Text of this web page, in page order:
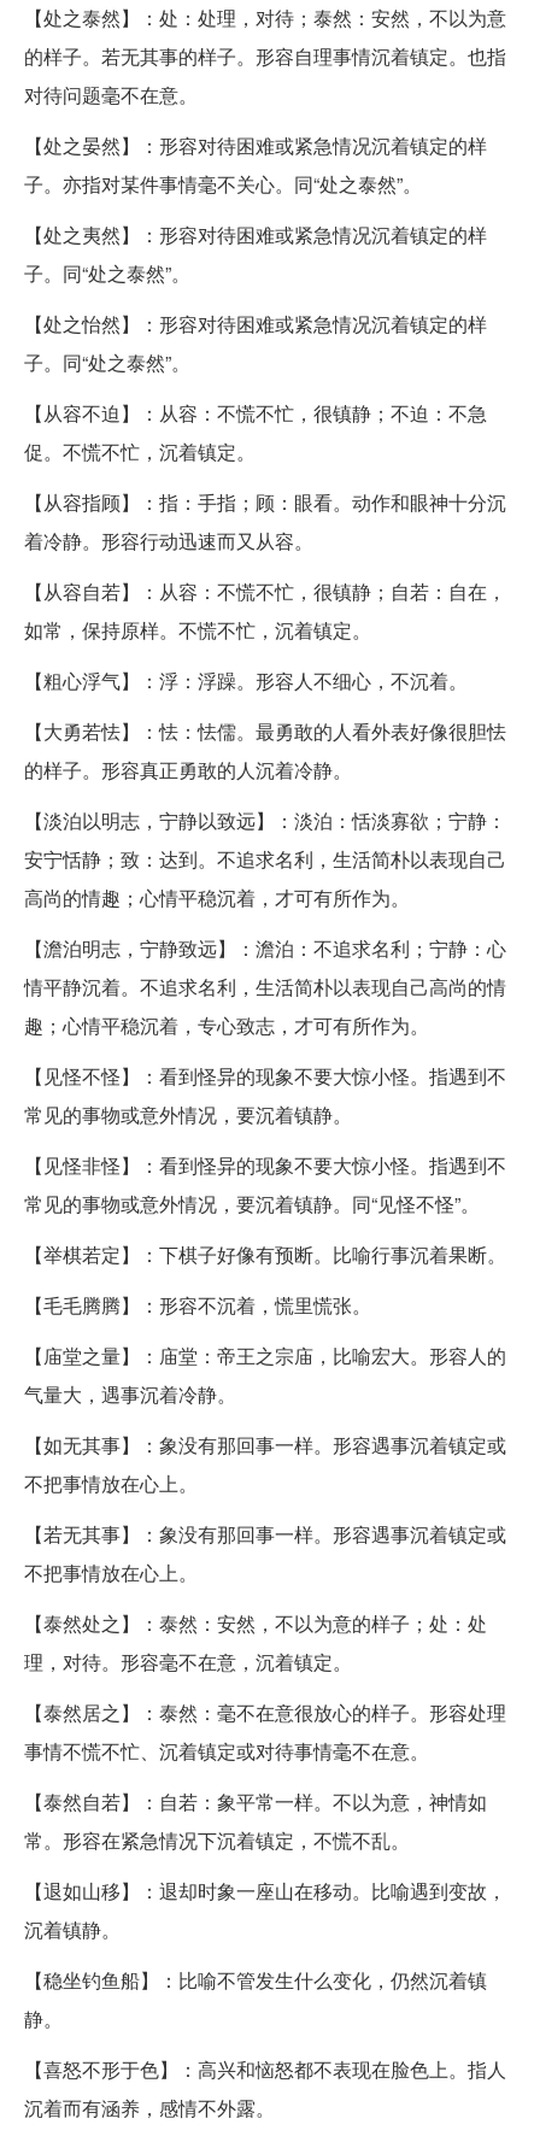
【处之泰然】：处：处理，对待；泰然：安然，不以为意
的样子。若无其事的样子。形容自理事情沉着镇定。也指
对待问题毫不在意。
【处之晏然】：形容对待困难或紧急情况沉着镇定的样
子。亦指对某件事情毫不关心。同“处之泰然”。
【处之夷然】：形容对待困难或紧急情况沉着镇定的样
子。同“处之泰然”。
【处之怡然】：形容对待困难或紧急情况沉着镇定的样
子。同“处之泰然”。
【从容不迫】：从容：不慌不忙，很镇静；不迫：不急
促。不慌不忙，沉着镇定。
【从容指顾】：指：手指；顾：眼看。动作和眼神十分沉
着冷静。形容行动迅速而又从容。
【从容自若】：从容：不慌不忙，很镇静；自若：自在，
如常，保持原样。不慌不忙，沉着镇定。
【粗心浮气】：浮：浮躁。形容人不细心，不沉着。
【大勇若怯】：怯：怯儒。最勇敢的人看外表好像很胆怯
的样子。形容真正勇敢的人沉着冷静。
【淡泊以明志，宁静以致远】：淡泊：恬淡寡欲；宁静：
安宁恬静；致：达到。不追求名利，生活简朴以表现自己
高尚的情趣；心情平稳沉着，才可有所作为。
【澹泊明志，宁静致远】：澹泊：不追求名利；宁静：心
情平静沉着。不追求名利，生活简朴以表现自己高尚的情
趣；心情平稳沉着，专心致志，才可有所作为。
【见怪不怪】：看到怪异的现象不要大惊小怪。指遇到不
常见的事物或意外情况，要沉着镇静。
【见怪非怪】：看到怪异的现象不要大惊小怪。指遇到不
常见的事物或意外情况，要沉着镇静。同“见怪不怪”。
【举棋若定】：下棋子好像有预断。比喻行事沉着果断。
【毛毛腾腾】：形容不沉着，慌里慌张。
【庙堂之量】：庙堂：帝王之宗庙，比喻宏大。形容人的
气量大，遇事沉着冷静。
【如无其事】：象没有那回事一样。形容遇事沉着镇定或
不把事情放在心上。
【若无其事】：象没有那回事一样。形容遇事沉着镇定或
不把事情放在心上。
【泰然处之】：泰然：安然，不以为意的样子；处：处
理，对待。形容毫不在意，沉着镇定。
【泰然居之】：泰然：毫不在意很放心的样子。形容处理
事情不慌不忙、沉着镇定或对待事情毫不在意。
【泰然自若】：自若：象平常一样。不以为意，神情如
常。形容在紧急情况下沉着镇定，不慌不乱。
【退如山移】：退却时象一座山在移动。比喻遇到变故，
沉着镇静。
【稳坐钓鱼船】：比喻不管发生什么变化，仍然沉着镇
静。
【喜怒不形于色】：高兴和恼怒都不表现在脸色上。指人
沉着而有涵养，感情不外露。